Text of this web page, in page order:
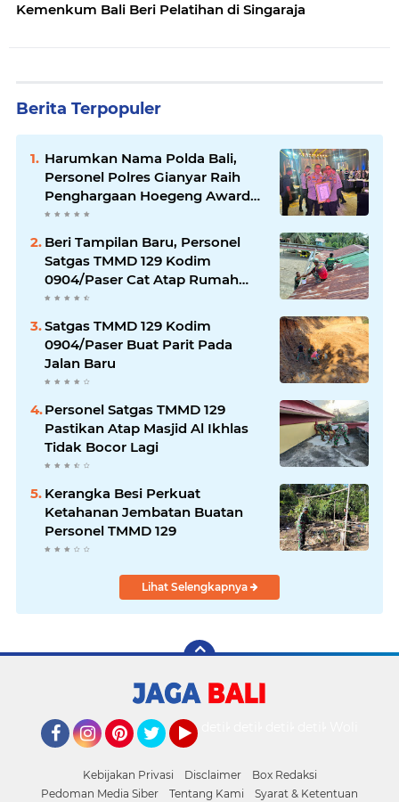
Kemenkum Bali Beri Pelatihan di Singaraja
Berita Terpopuler
Harumkan Nama Polda Bali,
Personel Polres Gianyar Raih
Penghargaan Hoegeng Awards
2026
Beri Tampilan Baru, Personel
Satgas TMMD 129 Kodim
0904/Paser Cat Atap Rumah
Marbot
Satgas TMMD 129 Kodim
0904/Paser Buat Parit Pada
Jalan Baru
Personel Satgas TMMD 129
Pastikan Atap Masjid Al Ikhlas
Tidak Bocor Lagi
Kerangka Besi Perkuat
Ketahanan Jembatan Buatan
Personel TMMD 129
Lihat Selengkapnya
Kebijakan Privasi Disclaimer
Box Redaksi
Pedoman Media Siber
Tentang Kami Syarat & Ketentuan